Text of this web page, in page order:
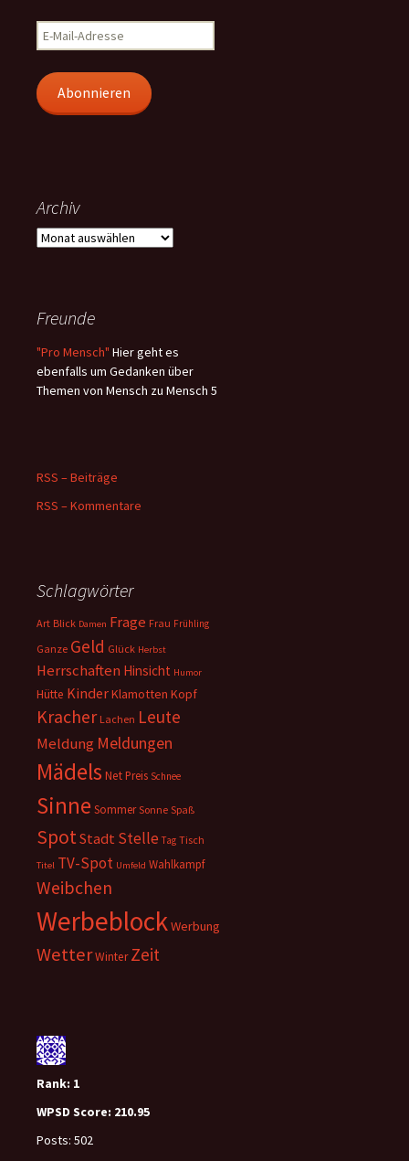
E-
Mail-
Abonnieren
Archiv
Archiv
Freunde
"Pro Mensch" Hier geht es
ebenfalls um Gedanken über
Themen von Mensch zu Mensch 5
RSS – Beiträge
RSS – Kommentare
Schlagwörter
Art Blick Damen Frage Frau Frühling
Ganze Geld Glück Herbst
Herrschaften Hinsicht Humor
Hütte KinderKlamotten Kopf
Kracher Lachen Leute
Meldung Meldungen
Mädels NetPreis Schnee
Sinne Sommer Sonne Spaß
SpotStadt Stelle Tag Tisch
Titel TV-Spot Umfeld Wahlkampf
Weibchen
WerbeblockWerbung
WetterWinter Zeit
Rank: 1
WPSD Score: 210.95
Posts: 502